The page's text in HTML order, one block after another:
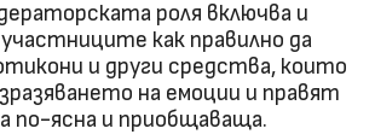
роля включва и
как правилно да
и други средства, които
на емоции и правят
по-ясна и приобщаваща.